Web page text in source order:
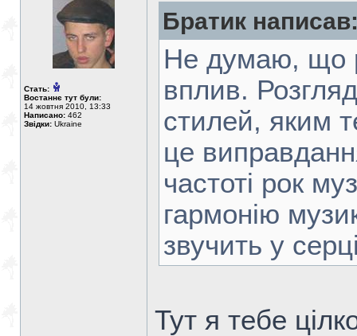
Стать:
Востаннє тут були:
14 жовтня 2010, 13:33
Написано: 462
Звідки: Ukraine
Братик
Не думаю, що
вплив.
стилей, яким
це
частоті рок
гармонію
звучить у
Тут я тебе